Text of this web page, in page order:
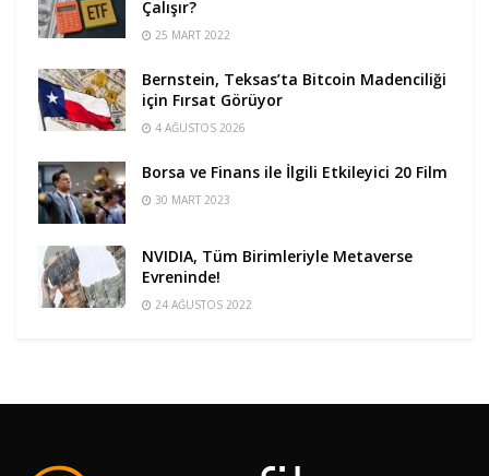
Çalışır?
25 MART 2022
Bernstein, Teksas’ta Bitcoin Madenciliği
için Fırsat Görüyor
4 AĞUSTOS 2026
Borsa ve Finans ile İlgili Etkileyici 20 Film
30 MART 2023
NVIDIA, Tüm Birimleriyle Metaverse
Evreninde!
24 AĞUSTOS 2022